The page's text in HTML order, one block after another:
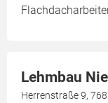
Lehmbau
Herrenstraße 9,